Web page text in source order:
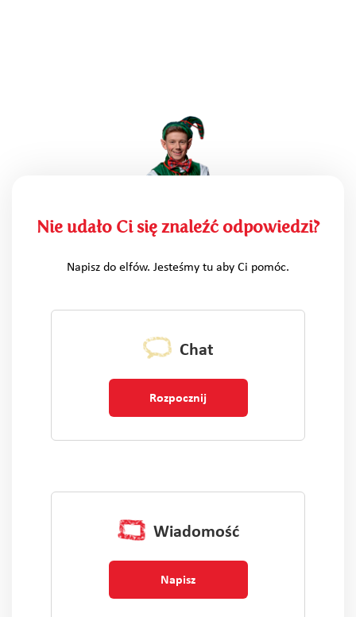
Nie udało Ci się znaleźć odpowiedzi?
Napisz do elfów. Jesteśmy tu aby Ci pomóc.
Chat
Rozpocznij
Wiadomość
Napisz